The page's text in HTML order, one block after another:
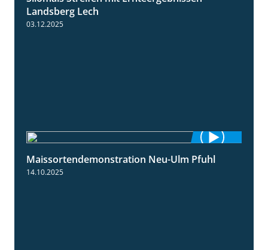
Landsberg Lech
03.12.2025
7:10
Maissortendemonstration Neu-Ulm Pfuhl
14.10.2025